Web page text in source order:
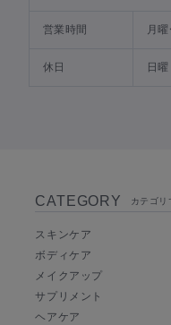
営業時間 月
休日 日
CATEGORY カテゴリ
スキンケア
ボディケア
メイクアップ
サプリメント
ヘアケア